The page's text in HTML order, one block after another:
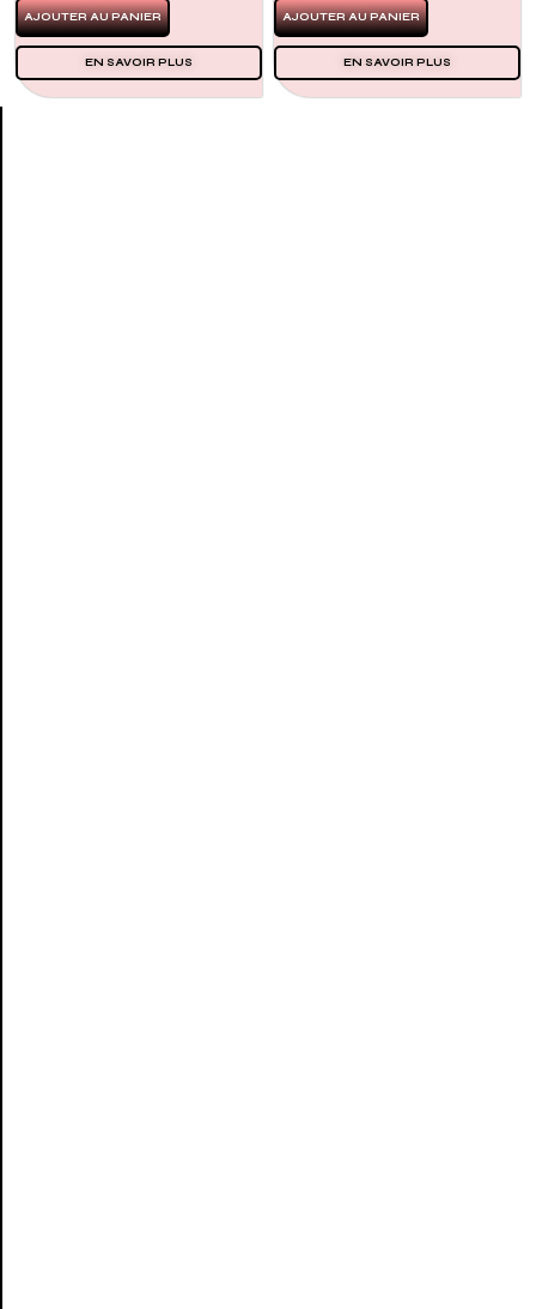
AJOUTER AU PANIER
EN SAVOIR PLUS
AJOUTER AU PANIER
EN SAVOIR PLUS